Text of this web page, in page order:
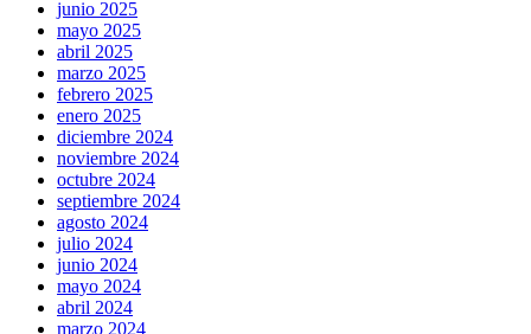
junio 2025
mayo 2025
abril 2025
marzo 2025
febrero 2025
enero 2025
diciembre 2024
noviembre 2024
octubre 2024
septiembre 2024
agosto 2024
julio 2024
junio 2024
mayo 2024
abril 2024
marzo 2024